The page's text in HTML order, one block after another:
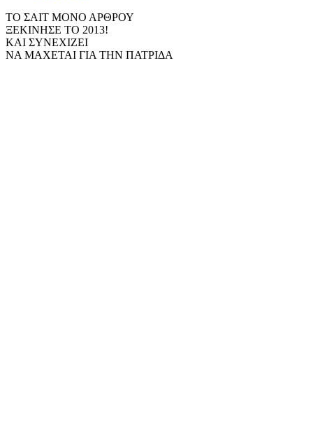
ΤΟ ΣΑΙΤ ΜΟΝΟ ΑΡΘΡΟΥ
ΞΕΚΙΝΗΣΕ ΤΟ 2013!
ΚΑΙ ΣΥΝΕΧΙΖΕΙ
ΝΑ ΜΑΧΕΤΑΙ ΓΙΑ ΤΗΝ ΠΑΤΡΙΔΑ